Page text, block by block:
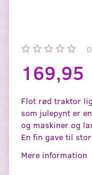
0
169,95
Flot rød traktor
som julepynt er
og maskiner og
En fin gave til
Mere information